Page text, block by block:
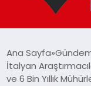
ADANA
Ana Sayfa
İtalyan
ve 6 Bin Yıllık